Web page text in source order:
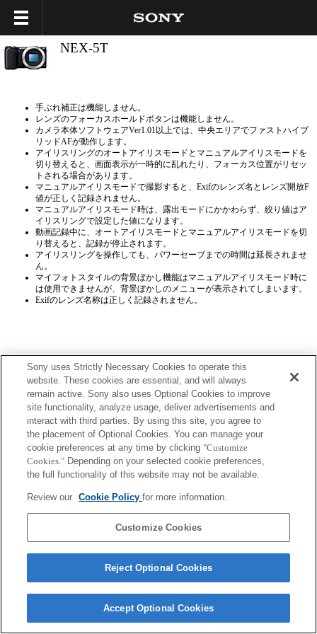
NEX-5T
手ぶれ補正は機能しません。
レンズのフォーカスホールドボタンは機能しません。
カメラ本体ソフトウェアVer1.01以上では、中央エリアでファストハイブ
リッドAFが動作します。
アイリスリングのオートアイリスモードとマニュアルアイリスモードを
切り替えると、画面表示が一時的に乱れたり、フォーカス位置がリセッ
トされる場合があります。
マニュアルアイリスモードで撮影すると、Exifのレンズ名とレンズ開放F
値が正しく記録されません。
マニュアルアイリスモード時は、露出モードにかかわらず、絞り値はア
イリスリングで設定した値になります。
動画記録中に、オートアイリスモードとマニュアルアイリスモードを切
り替えると、記録が停止されます。
アイリスリングを操作しても、パワーセーブまでの時間は延長されませ
ん。
マイフォトスタイルの背景ぼかし機能はマニュアルアイリスモード時に
は使用できませんが、背景ぼかしのメニューが表示されてしまいます。
Exifのレンズ名称は正しく記録されません。
プレスリリース
ご利用条件
環境情報
プライバシーポリシー
クッキーポリシー
Sony Corporation, Sony Marketing Inc.
Sony uses Strictly Necessary Cookies to operate this
website. These cookies are essential, and will always
remain active. Sony also uses Optional Cookies to improve
site functionality, analyze usage, deliver advertisements and
interact with third parties. By using this site, you agree to
the placement of Optional Cookies. You can manage your
cookie preferences at any time by clicking "Customize
Cookies." Depending on your selected cookie preferences,
the full functionality of this website may not be available.
Review our Cookie Policyfor more information.
Customize Cookies
Reject Optional Cookies
Accept Optional Cookies